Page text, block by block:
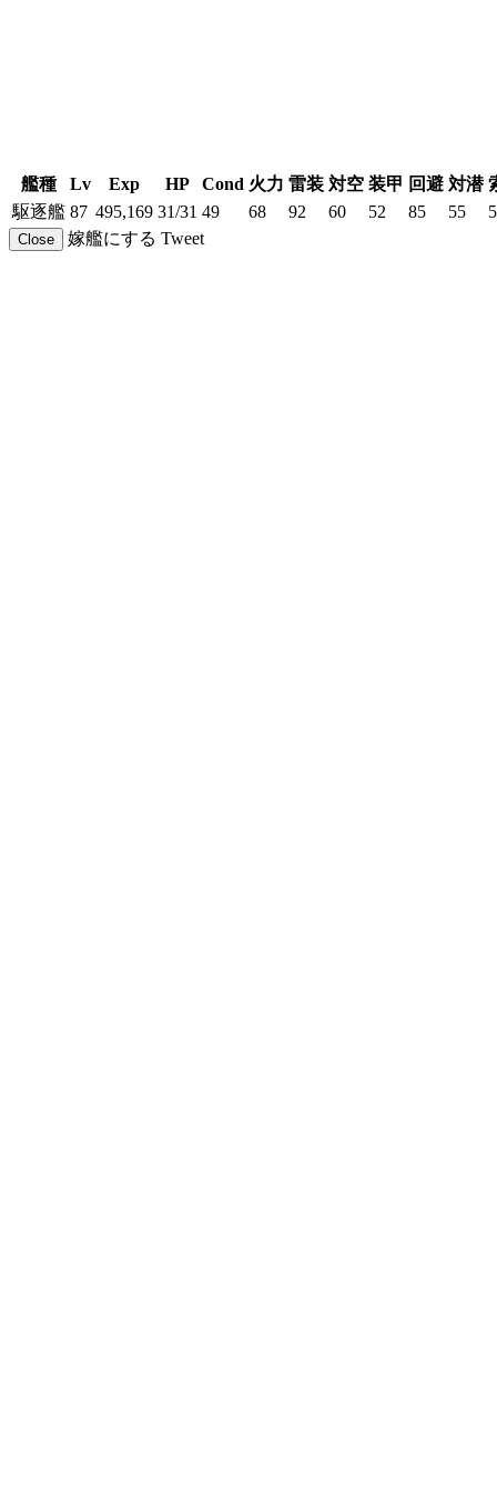
艦種 Lv Exp HP Cond 火力 雷装 対空 装甲 回避 対潜
駆逐艦 87 495,169 31/31 49 68 92 60 52 85 55
Close 嫁艦にする Tweet